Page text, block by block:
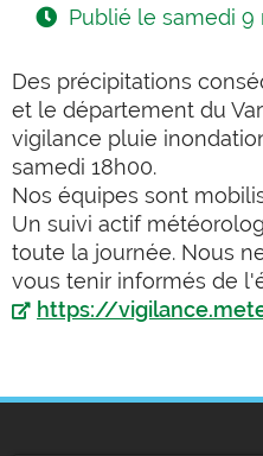
Publié le samedi 9
Des précipitations
et le département du
vigilance pluie
samedi 18h00.
Nos équipes sont
Un suivi actif
toute la journée. Nous
vous tenir informés de
https://